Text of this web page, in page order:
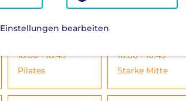
18:00 - 18:45
Pilates
16:00 - 16:45
Starke Mitte
Einstellungen bearbeiten